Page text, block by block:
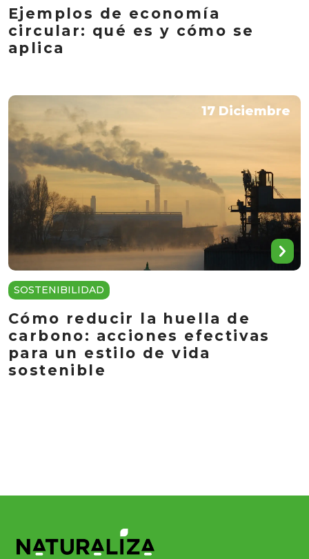
Ejemplos de economía
circular: qué es y cómo se
aplica
17 Diciembre
SOSTENIBILIDAD
Cómo reducir la huella de
carbono: acciones efectivas
para un estilo de vida
sostenible